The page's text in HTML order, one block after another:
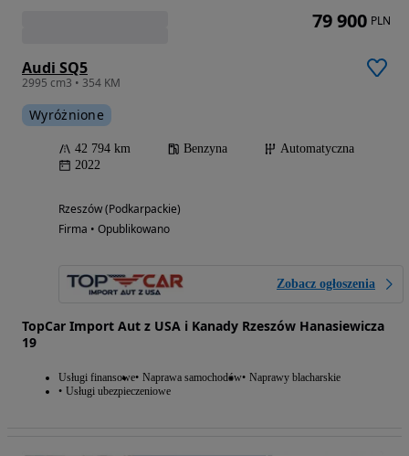
Audi SQ5
2995 cm3 • 354 KM
Wyróżnione
42 794 km Benzyna
Automatyczna
2022
Rzeszów (Podkarpackie)
Firma • Opublikowano
Zobacz ogłoszenia
TopCar Import Aut z USA i Kanady Rzeszów Hanasiewicza
19
Usługi finansowe Naprawa samochodów Naprawy blacharskie
Usługi ubezpieczeniowe
79 900 PLN